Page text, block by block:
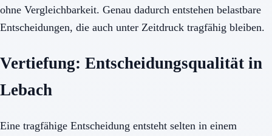
ohne Vergleichbarkeit. Genau dadurch entstehen belastbare
Entscheidungen, die auch unter Zeitdruck tragfähig bleiben.
Vertiefung: Entscheidungsqualität in
Lebach
Eine tragfähige Entscheidung entsteht selten in einem